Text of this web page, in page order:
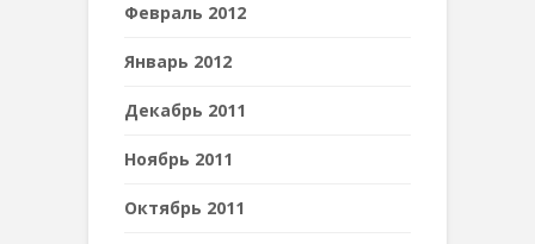
Февраль 2012
Январь 2012
Декабрь 2011
Ноябрь 2011
Октябрь 2011